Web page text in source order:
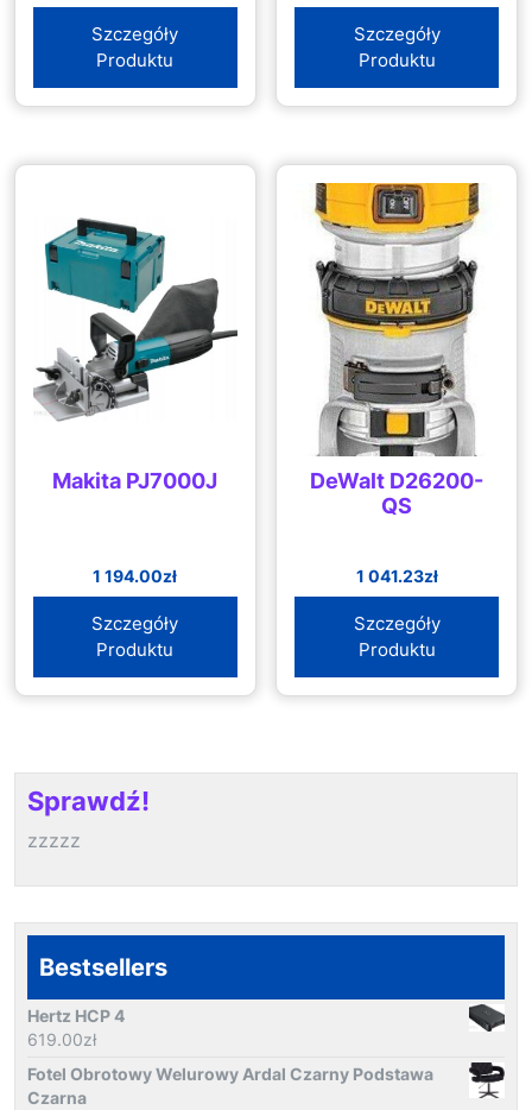
Szczegóły
Produktu
Szczegóły
Produktu
Makita PJ7000J
1 194.00zł
Szczegóły
Produktu
DeWalt D26200-
QS
1 041.23zł
Szczegóły
Produktu
Sprawdź!
zzzzz
Bestsellers
Hertz HCP 4
619.00zł
Fotel Obrotowy Welurowy Ardal Czarny Podstawa
Czarna